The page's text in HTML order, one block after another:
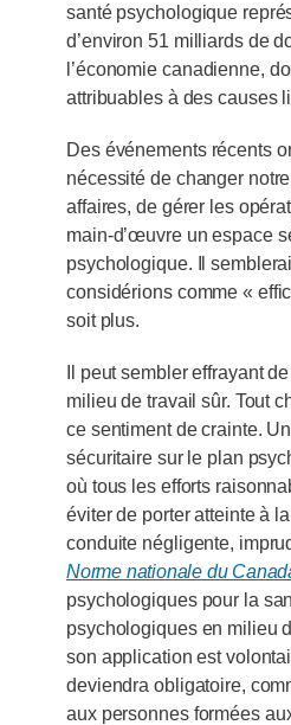
santé psychologique
d’environ 51 milliards de
l’économie canadienne,
attribuables à des causes
Des événements récents
nécessité de changer
affaires, de gérer les
main-d’œuvre un espace
psychologique. Il
considérions comme «
soit plus.
Il peut sembler effrayant
milieu de travail sûr. Tout
ce sentiment de crainte.
sécuritaire sur le plan
où tous les efforts
éviter de porter atteinte à
conduite négligente,
Norme nationale du
psychologiques pour la
psychologiques en milieu
son application est
deviendra obligatoire,
aux personnes formées